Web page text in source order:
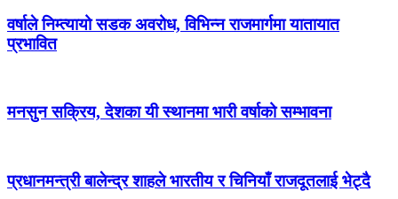
वर्षाले निम्त्यायो सडक अवरोध, विभिन्न राजमार्गमा यातायात
प्रभावित
मनसुन सक्रिय, देशका यी स्थानमा भारी वर्षाको सम्भावना
प्रधानमन्त्री बालेन्द्र शाहले भारतीय र चिनियाँ राजदूतलाई भेट्दै